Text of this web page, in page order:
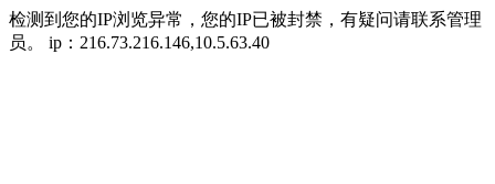
检测到您的IP浏览异常，您的IP已被封禁，有疑问请联系管理
员。 ip：216.73.216.146,10.5.63.40